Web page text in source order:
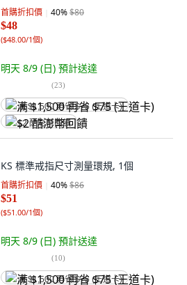
首購折扣價 40%$80
$48
($48.00/1個)
明天 8/9 (日) 預計送達
(23)
满 $1,500 再省 $75 (王道卡)
$2 酷澎幣回饋
KS 標準戒指尺寸測量環規, 1個
首購折扣價 40%$86
$51
($51.00/1個)
明天 8/9 (日) 預計送達
(10)
满 $1,500 再省 $75 (王道卡)